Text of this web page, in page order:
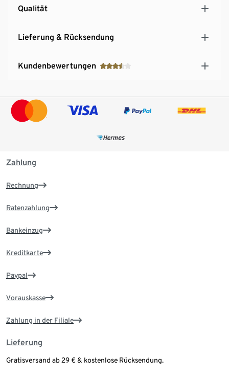
Qualität
Lieferung & Rücksendung
Kundenbewertungen
Zahlung
Rechnung
Ratenzahlung
Bankeinzug
Kreditkarte
Paypal
Vorauskasse
Zahlung in der Filiale
Lieferung
Gratisversand ab 29 € & kostenlose Rücksendung.